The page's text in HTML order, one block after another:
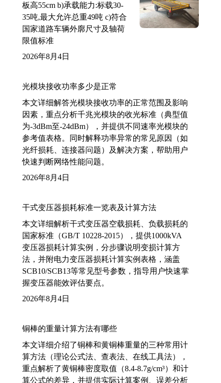
板高55cm b)承载能力:标载30-
35吨,最大允许总重49吨 c)符合
国家道路车辆外廓尺寸及轴荷
限值标准
2026年8月4日
光模块接收功率多少是正常
本文详细解答光模块接收功率的正常范围及影响
因素，重点分析千兆光模块的收光标准（典型值
为-3dBm至-24dBm），并提供不同速率光模块的
参考值表格。同时解释功率异常的常见原因（如
光纤损耗、连接器问题）及解决方案，帮助用户
快速判断网络性能问题。
2026年8月4日
干式变压器损耗标准一览表及计算方法
本文详细解析干式变压器空载损耗、负载损耗的
国家标准（GB/T 10228-2015），提供1000kVA
变压器损耗计算实例，分步骤说明变损计算方
法，并附电力变压器损耗计算实例表格，涵盖
SCB10/SCB13等常见型号参数，指导用户快速掌
握变压器能效评估要点。
2026年8月4日
铜棒的重量计算方法有哪些
本文详细介绍了铜棒和黄铜棒重量的三种常用计
算方法（理论公式法、查表法、在线工具法），
重点解析了黄铜棒密度取值（8.4-8.7g/cm³）和计
算公式的差异，并提供实际计算案例、误差分析